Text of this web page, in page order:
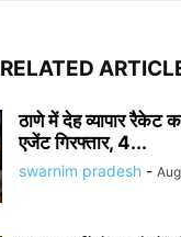
RELATED
ठाणे में देह व्यापार रैकेट
एजेंट गिरफ्तार, 4...
swarnim pradesh -